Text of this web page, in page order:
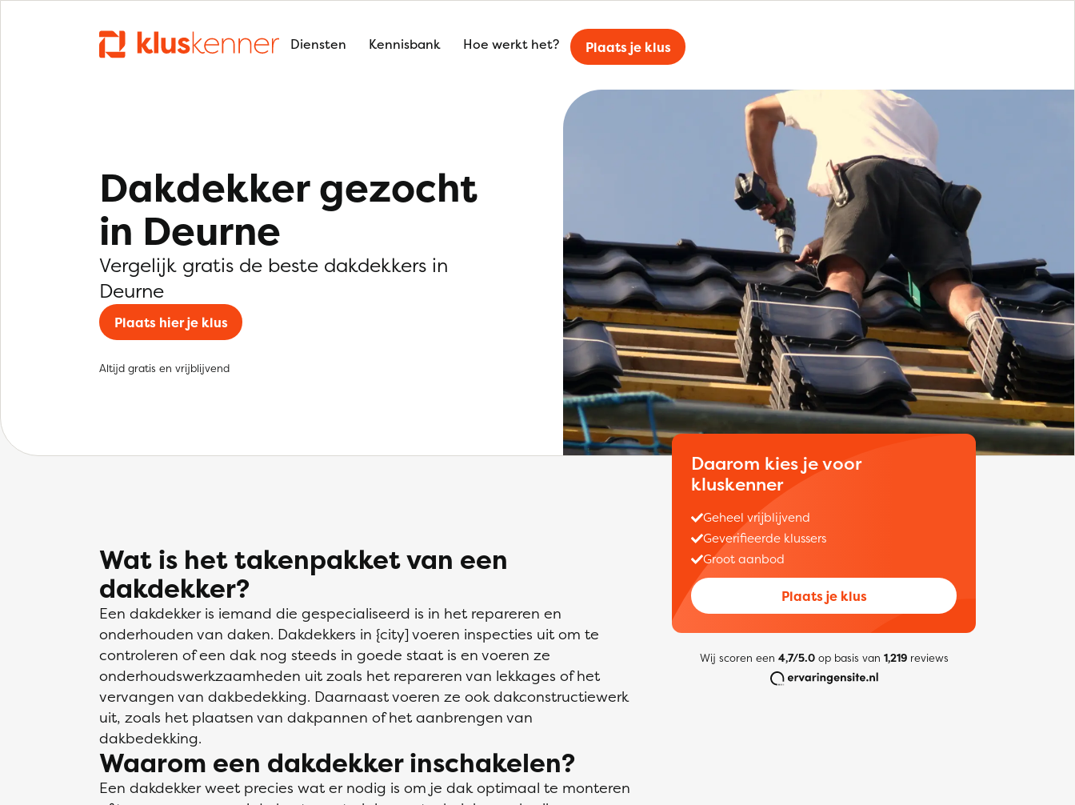
Diensten Kennisbank Hoe werkt het? Plaats je klus
Dakdekker gezocht
in Deurne
Vergelijk gratis de beste dakdekkers in
Deurne
Plaats hier je klus
Altijd gratis en vrijblijvend
Wat is het takenpakket van een
dakdekker?
Een dakdekker is iemand die gespecialiseerd is in het repareren en
onderhouden van daken. Dakdekkers in {city] voeren inspecties uit om te
controleren of een dak nog steeds in goede staat is en voeren ze
onderhoudswerkzaamheden uit zoals het repareren van lekkages of het
vervangen van dakbedekking. Daarnaast voeren ze ook dakconstructiewerk
uit, zoals het plaatsen van dakpannen of het aanbrengen van
dakbedekking.
Waarom een dakdekker inschakelen?
Een dakdekker weet precies wat er nodig is om je dak optimaal te monteren
Daarom kies je voor
kluskenner
Geheel vrijblijvend
Geverifieerde klussers
Groot aanbod
Plaats je klus
Wij scoren een 4,7/5.0op basis van 1,219reviews